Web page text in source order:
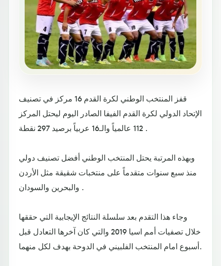
قفز المنتخب الوطني لكرة القدم 16 مركز في تصنيف
الإتحاد الدولي لكرة القدم الفيفا الصادر اليوم ليحتل المركز
112 عالمياً والـ16 عربياً برصيد 297 نقطة .
وبهذه المرتبة يحتل المنتخب الوطني أفضل تصنيف دولي
منذ سبع سنوات متقدماً على منتخبات شقيقة مثل الأردن
والبحرين والسودان .
وجاء هذا التقدم بعد سلسلة النتائج الإيجابية التي حققها
خلال تصفيات أمم اسيا 2019 والتي كان آخرها التعادل قبل
أسبوع امام المنتخب الفلبيني في الدوحة بهدف لكل منهما.